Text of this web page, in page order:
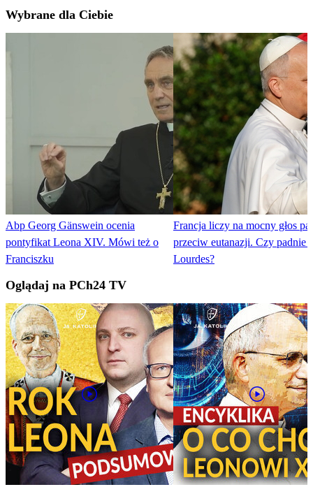
Wybrane dla Ciebie
Abp Georg Gänswein ocenia
pontyfikat Leona XIV. Mówi też o
Franciszku
Francja liczy na mocny głos
przeciw eutanazji. Czy padnie
Lourdes?
Oglądaj na PCh24 TV